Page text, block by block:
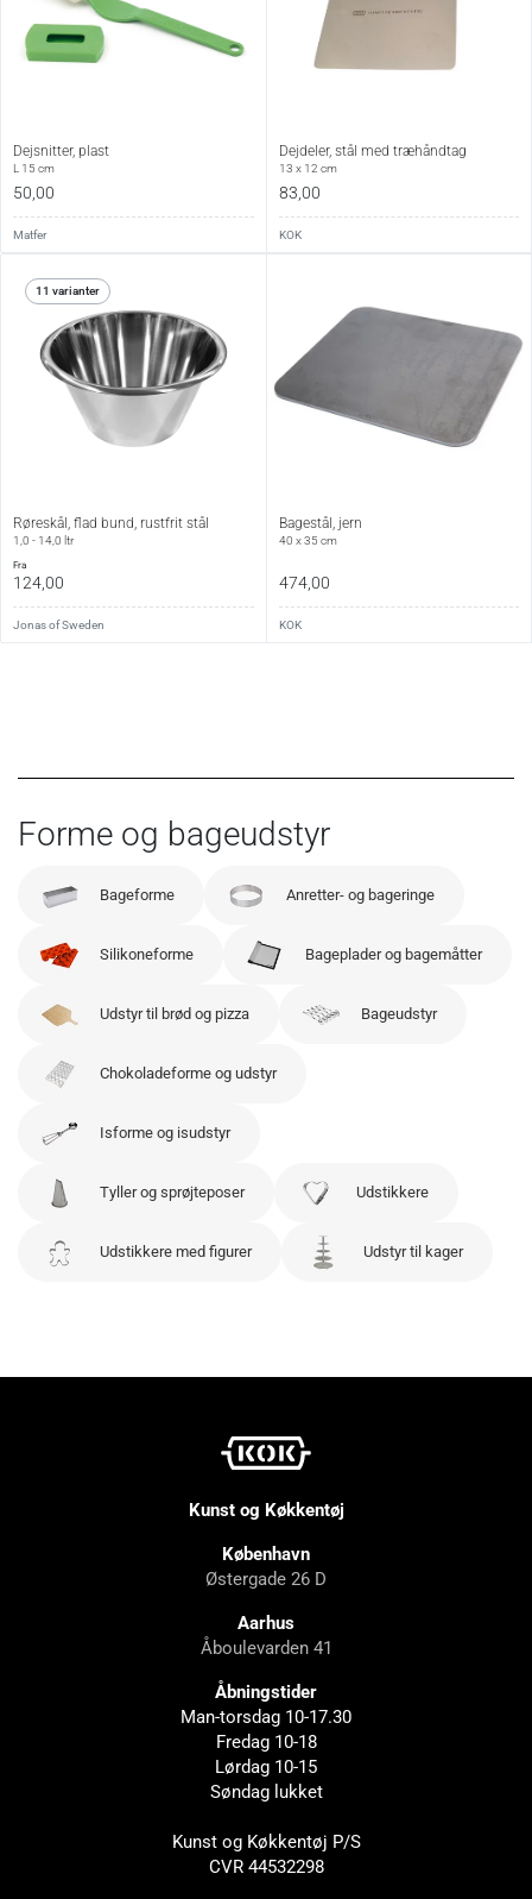
Dejsnitter, plast
L 15 cm
50,00
Matfer
Dejdeler, stål med træhåndtag
13 x 12 cm
83,00
KOK
11 varianter
Røreskål, flad bund, rustfrit stål
1,0 - 14,0 ltr
fra
124,00
Jonas of Sweden
Bagestål, jern
40 x 35 cm
474,00
KOK
Forme og bageudstyr
Bageforme Anretter- og bageringe
Silikoneforme Bageplader og bagemåtter
Udstyr til brød og pizza Bageudstyr
Chokoladeforme og udstyr
Isforme og isudstyr
Tyller og sprøjteposer Udstikkere
Udstikkere med figurer Udstyr til kager
Kunst og Køkkentøj
København
Østergade 26 D
Aarhus
Åboulevarden 41
Åbningstider
Man-torsdag 10-17.30
Fredag 10-18
Lørdag 10-15
Søndag lukket
Kunst og Køkkentøj P/S
CVR 44532298